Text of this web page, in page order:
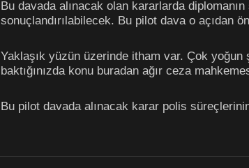
Bu davada alınacak olan kararlarda
sonuçlandırılabilecek. Bu pilot dava o açıdan
Yaklaşık yüzün üzerinde itham var. Çok yoğun
baktığınızda konu buradan ağır ceza
Bu pilot davada alınacak karar polis